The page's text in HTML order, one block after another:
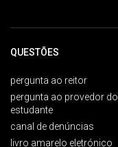
QUESTÕES
pergunta ao reitor
pergunta ao provedor do
estudante
canal de denúncias
livro amarelo eletrónico